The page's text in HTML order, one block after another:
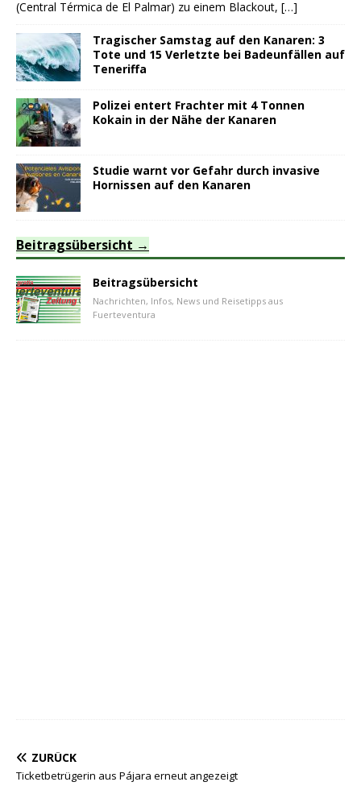
(Central Térmica de El Palmar) zu einem Blackout, […]
Tragischer Samstag auf den Kanaren: 3
Tote und 15 Verletzte bei Badeunfällen auf
Teneriffa
Polizei entert Frachter mit 4 Tonnen
Kokain in der Nähe der Kanaren
Studie warnt vor Gefahr durch invasive
Hornissen auf den Kanaren
Beitragsübersicht
Beitragsübersicht
Nachrichten, Infos, News und Reisetipps aus
Fuerteventura
ZURÜCK
Ticketbetrügerin aus Pájara erneut angezeigt